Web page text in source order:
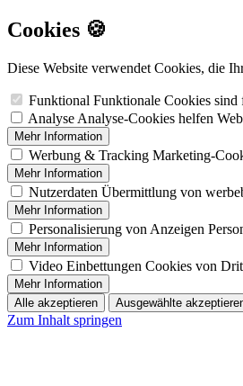
Cookies 🍪
Diese Website verwendet Cookies, die
Funktional Funktionale Cookies
Analyse Analyse-Cookies helfen
Mehr Information
Werbung & Tracking Marketing-
Mehr Information
Nutzerdaten Übermittlung von
Mehr Information
Personalisierung von Anzeigen
Mehr Information
Video Einbettungen Cookies von
Mehr Information
Alle akzeptieren
Ausgewählte
Zum Inhalt springen